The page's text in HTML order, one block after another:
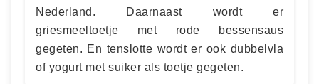
Nederland. Daarnaast wordt er
griesmeeltoetje met rode bessensaus
gegeten. En tenslotte wordt er ook dubbelvla
of yogurt met suiker als toetje gegeten.